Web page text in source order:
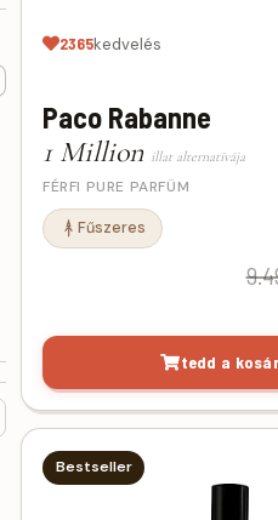
2365kedvelés
Paco Rabanne
1 Million illat alternatívája
FÉRFI PURE PARFÜM
Fűszeres
tedd a
Bestseller